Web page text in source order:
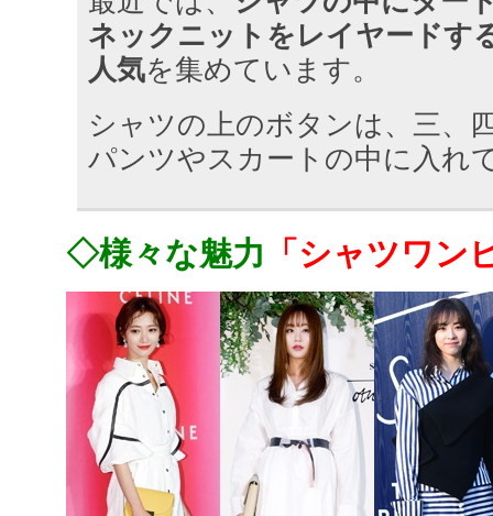
ネックニットをレイヤードす
人気を集めています。
シャツの上のボタンは、三、
パンツやスカートの中に入れ
◇様々な魅力 「シャツワン